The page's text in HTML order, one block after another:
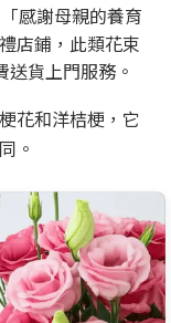
感謝母親的養育
店鋪，此類花束
貨上門服務。
花和洋桔梗，它
。